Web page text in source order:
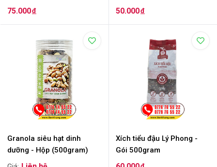
75.000đ
gram)
50.000đ
Granola siêu hạt dinh
dưỡng - Hộp (500gram)
Xích tiểu đậu Lý Phong -
Gói 500gram